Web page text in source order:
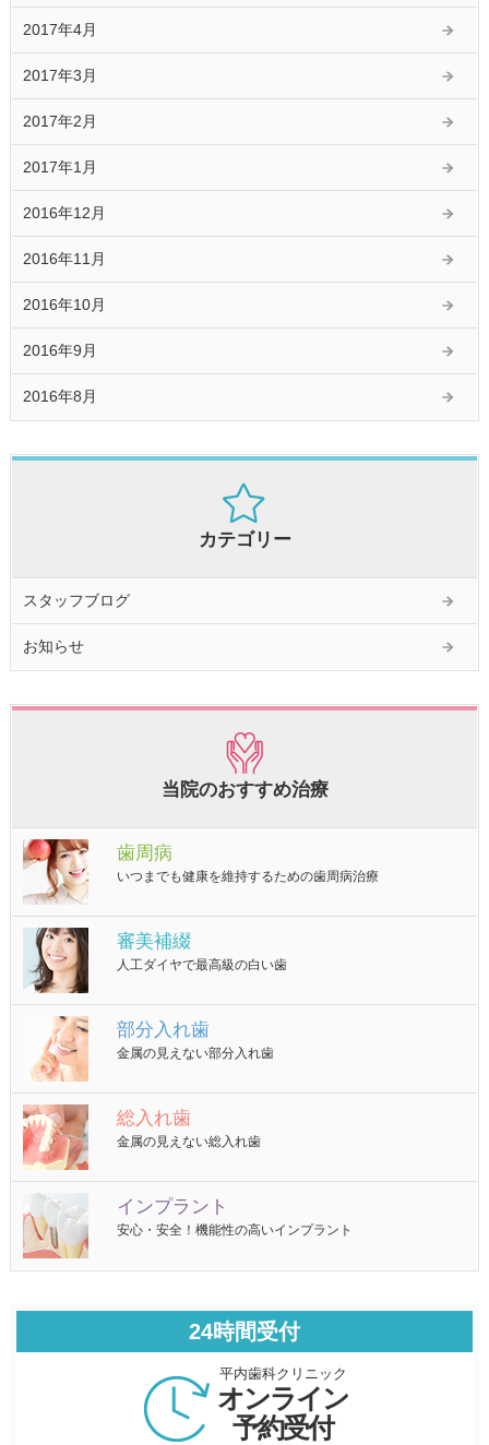
2017年4月
2017年3月
2017年2月
2017年1月
2016年12月
2016年11月
2016年10月
2016年9月
2016年8月
カテゴリー
スタッフブログ
お知らせ
当院のおすすめ治療
歯周病
いつまでも健康を維持するための歯周病治療
審美補綴
人工ダイヤで最高級の白い歯
部分入れ歯
金属の見えない部分入れ歯
総入れ歯
金属の見えない総入れ歯
インプラント
安心・安全！機能性の高いインプラント
24時間受付
平内歯科クリニック
オンライン
予約受付